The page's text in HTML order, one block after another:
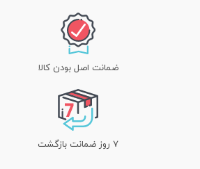
ضمانت اصل بودن کالا
۷ روز ضمانت بازگشت